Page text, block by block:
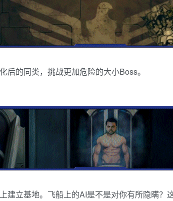
后的同类，挑战更加危险的大小Boss。
建立基地。飞船上的AI是不是对你有所隐瞒？